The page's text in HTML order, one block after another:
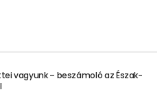
vagyunk – beszámoló az Észak-